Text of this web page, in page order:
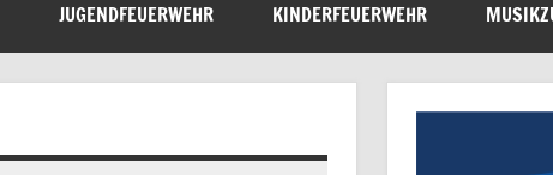
JUGENDFEUERWEHR KINDERFEUERWEHR